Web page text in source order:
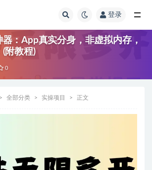
登录
：App真实分身，非虚拟内存，
附教程)
0
全部分类 实操项目 正文